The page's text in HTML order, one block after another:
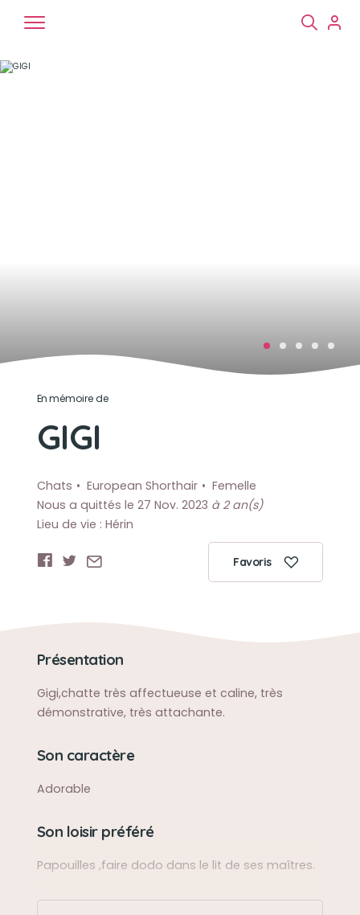
En mémoire de
GIGI
Chats European Shorthair
Femelle
Nous a quittés le 27 Nov. 2023 à 2 an(s)
Lieu de vie : Hérin
Favoris
Présentation
Gigi,chatte très affectueuse et caline, très
démonstrative, très attachante.
Son caractère
Adorable
Son loisir préféré
Papouilles ,faire dodo dans le lit de ses maîtres.